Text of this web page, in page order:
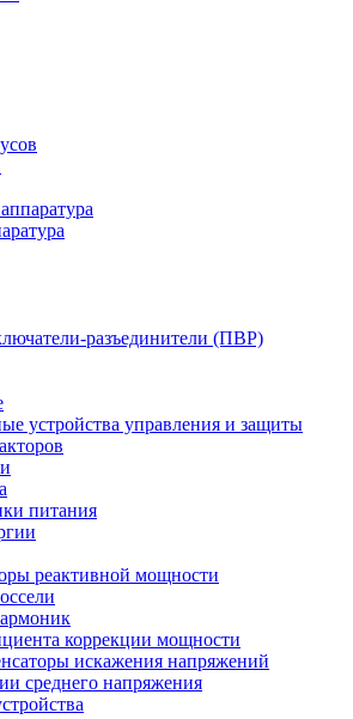
разъединители (ПВР)
устройства управления и защиты
питания
реактивной мощности
коррекции мощности
искажения напряжений
среднего напряжения